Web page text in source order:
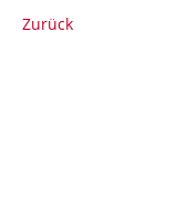
Zurück